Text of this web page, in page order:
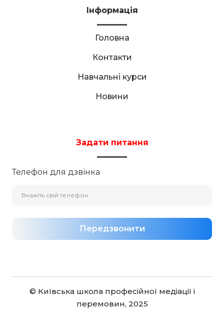
Інформація
Головна
Контакти
Навчальні курси
Новини
Задати питання
Телефон для дзвінка
Передзвонити
© Київська школа професійної медіації і
перемовин, 2025